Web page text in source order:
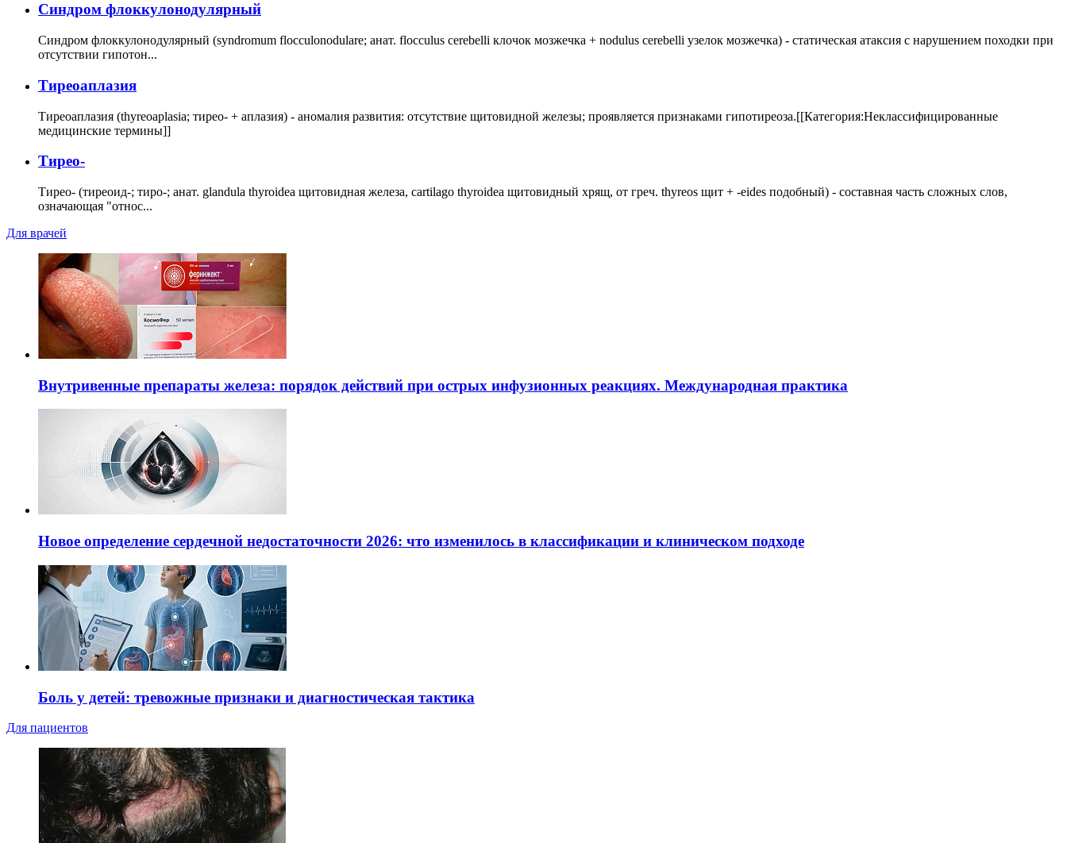
Cиндром флоккулонодулярный
Синдром флоккулонодулярный (syndromum flocculonodulare; анат. flocculus cerebelli клочок мозжечка + nodulus cerebelli узелок мозжечка) - статическая атаксия с нарушением походки при
отсутствии гипотон...
Тиреоаплазия
Тиреоаплазия (thyreoaplasia; тирео- + аплазия) - аномалия развития: отсутствие щитовидной железы; проявляется признаками гипотиреоза.[[Категория:Неклассифицированные
медицинские термины]]
Тирео-
Тирео- (тиреоид-; тиро-; анат. glandula thyroidea щитовидная железа, cartilago thyroidea щитовидный хрящ, от греч. thyreos щит + -eides подобный) - составная часть сложных слов,
означающая "относ...
Для врачей
Внутривенные препараты железа: порядок действий при острых инфузионных реакциях. Международная практика
Новое определение сердечной недостаточности 2026: что изменилось в классификации и клиническом подходе
Боль у детей: тревожные признаки и диагностическая тактика
Для пациентов